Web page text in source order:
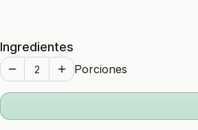
Ingredientes
Porciones